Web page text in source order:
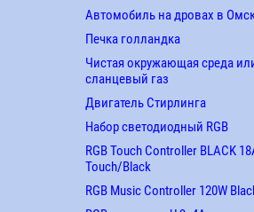
Автомобиль на дровах в
Печка голландка
Чистая окружающая среда
сланцевый газ
Двигатель Стирлинга
Набор светодиодный RGB
RGB Touch Controller BLACK
Touch/Black
RGB Music Controller 120W